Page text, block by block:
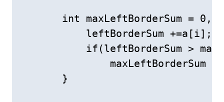
int maxLeftBorderSum =
           leftBorderSum +=a[i];
if(leftBorderSum >
       }